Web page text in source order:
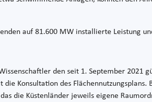
auf 81.600 MW installierte Leistung
den seit 1. September 2021
die Konsultation des
die Küstenländer jeweils eigene